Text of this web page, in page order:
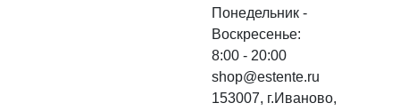
Понедельник -
Воскресенье:
8:00 - 20:00
shop@estente.ru
153007, г.Иваново,